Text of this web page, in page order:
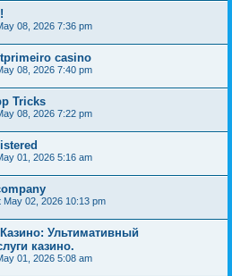
08, 2026 7:36 pm
casino
08, 2026 7:40 pm
Tricks
08, 2026 7:22 pm
01, 2026 5:16 am
May 02, 2026 10:13 pm
Ультимативный
казино.
01, 2026 5:08 am